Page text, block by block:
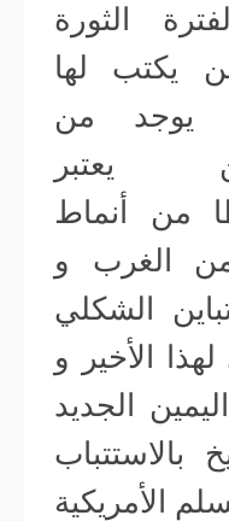
الثورة
يكتب لها
يوجد من
يعتبر
من أنماط
من الغرب و
الشكلي
الأخير و
الجديد
بالاستتباب